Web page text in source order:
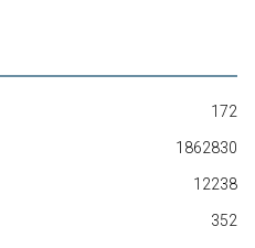
172
1862830
12238
352